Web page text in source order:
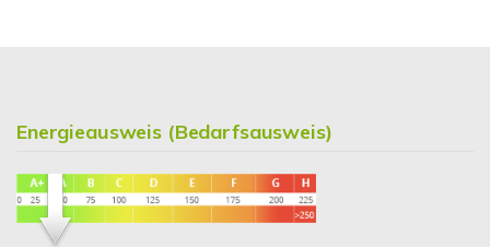
Energieausweis (Bedarfsausweis)